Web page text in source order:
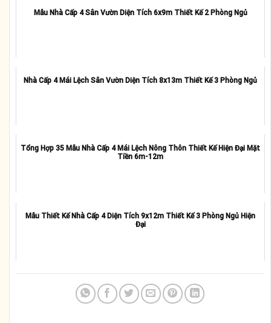
Mẫu Nhà Cấp 4 Sân Vườn Diện Tích 6x9m Thiết Kế 2 Phòng Ngủ
Nhà Cấp 4 Mái Lệch Sân Vườn Diện Tích 8x13m Thiết Kế 3 Phòng Ngủ
Tổng Hợp 35 Mẫu Nhà Cấp 4 Mái Lệch Nông Thôn Thiết Kế Hiện Đại Mặt
Tiền 6m-12m
Mẫu Thiết Kế Nhà Cấp 4 Diện Tích 9x12m Thiết Kế 3 Phòng Ngủ Hiện
Đại